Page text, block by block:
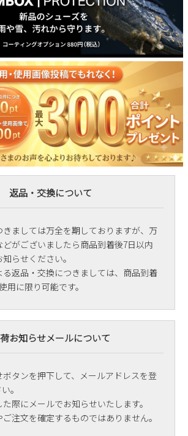
返品・交換について
きましては万全を期しておりますが、万
がございましたら商品到着後7日以内
らせください。
る返品・交換につきましては、商品到着
用に限り可能です。
お知らせメールについて
ボタンを押下して、メールアドレスを登
。
際にメールでお知らせいたします。
注文を確定するものではありません。